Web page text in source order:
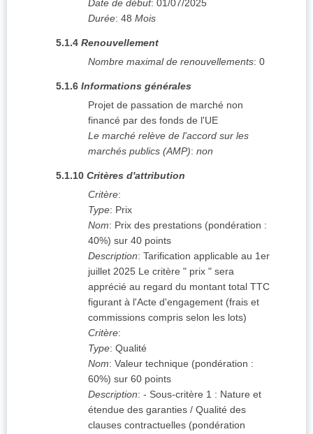
Date de début: 01/07/2025
Durée: 48 Mois
5.1.4 Renouvellement
Nombre maximal de renouvellements: 0
5.1.6 Informations générales
Projet de passation de marché non
financé par des fonds de l'UE
Le marché relève de l'accord sur les
marchés publics (AMP): non
5.1.10 Critères d'attribution
Critère:
Type: Prix
Nom: Prix des prestations (pondération :
40%) sur 40 points
Description: Tarification applicable au 1er
juillet 2025 Le critère " prix " sera
apprécié au regard du montant total TTC
figurant à l'Acte d'engagement (frais et
commissions compris selon les lots)
Critère:
Type: Qualité
Nom: Valeur technique (pondération :
60%) sur 60 points
Description: - Sous-critère 1 : Nature et
étendue des garanties / Qualité des
clauses contractuelles (pondération